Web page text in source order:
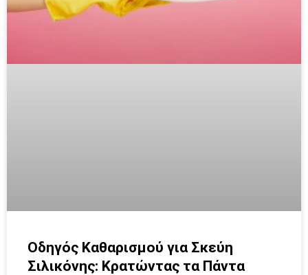
Οδηγός Καθαρισμού για Σκεύη
Σιλικόνης: Κρατώντας τα Πάντα